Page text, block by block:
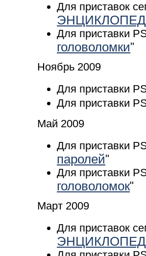
Для приставок
Для приставки
головоломки"
Ноябрь 2009
Для приставки
Для приставки
Май 2009
Для приставки
паролей"
Для приставки
головоломок"
Март 2009
Для приставок